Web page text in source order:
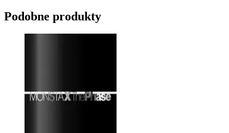
Podobne produkty